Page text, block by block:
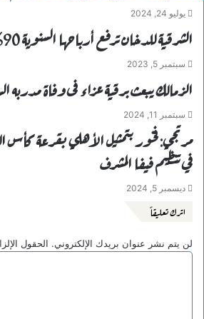
يوليو 24, 2024
الشرقية للدخان ترفع أرباحها السنوية 90% إلى 7.6 مليار جنيه
سبتمبر 5, 2023
الزمالك يبعث برقية عزاء فى وفاة
سبتمبر 11, 2024
مرتجي: فخور بتمثيل الأهلي بقرعة كأس
في تنظيم فيفا المشرف
ديسمبر 5, 2024
اترك تعليقاً
لن يتم نشر عنوان بريدك الإلكتروني. الحقول
ا